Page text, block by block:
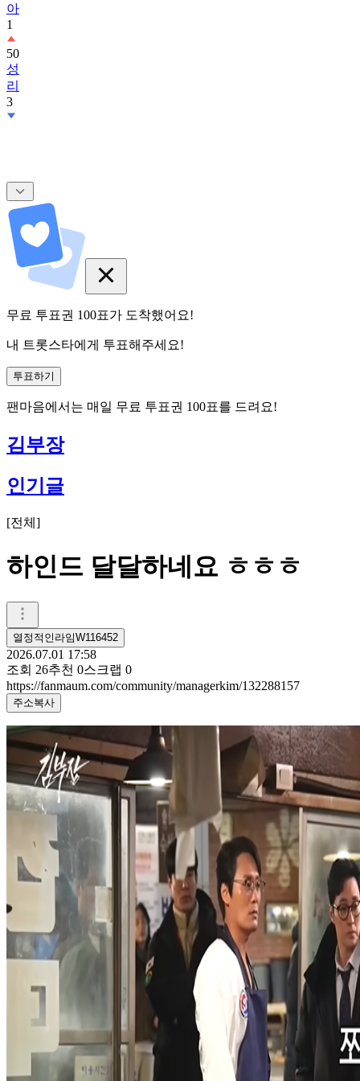
50
성
리
3
무료 투표권 100표가 도착했어요!
내 트롯스타에게 투표해주세요!
투표하기
팬마음에서는 매일 무료 투표권 100표를 드려요!
김부장
인기글
[전체 ]
하인드 달달하네요 ㅎㅎㅎ
열정적인라임W116452
2026.07.01 17:58
조회 26추천 0스크랩 0
https://fanmaum.com/community/managerkim/132288157
주소복사